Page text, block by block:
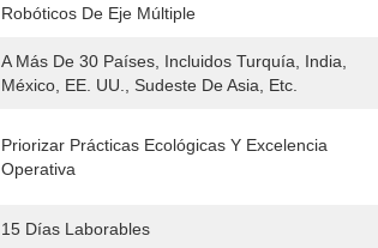
Robóticos De Eje Múltiple
A Más De 30 Países, Incluidos Turquía, India,
México, EE. UU., Sudeste De Asia, Etc.
Priorizar Prácticas Ecológicas Y Excelencia
Operativa
15 Días Laborables